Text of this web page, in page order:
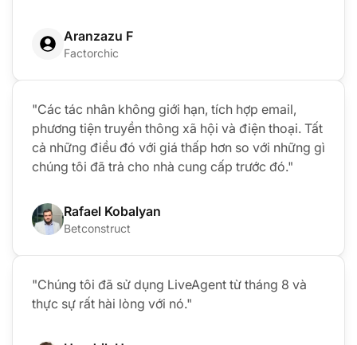
Aranzazu F
Factorchic
"Các tác nhân không giới hạn, tích hợp email,
phương tiện truyền thông xã hội và điện thoại. Tất
cả những điều đó với giá thấp hơn so với những gì
chúng tôi đã trả cho nhà cung cấp trước đó."
Rafael Kobalyan
Betconstruct
"Chúng tôi đã sử dụng LiveAgent từ tháng 8 và
thực sự rất hài lòng với nó."